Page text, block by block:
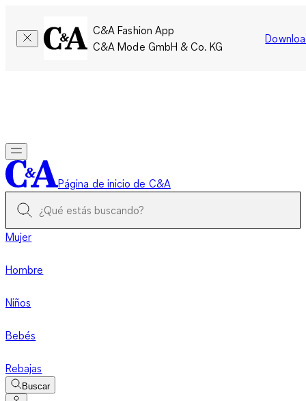
C&A Fashion App
C&A Mode GmbH & Co. KG
Página de inicio de C&A
Mujer
Hombre
Niños
Bebés
Rebajas
Buscar